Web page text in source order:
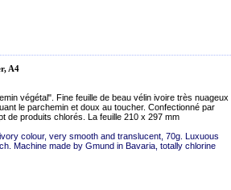
A4
végétal". Fine feuille de beau vélin ivoire très nuageux
le parchemin et doux au toucher. Confectionné par
de produits chlorés. La feuille 210 x 297 mm
colour, very smooth and translucent, 70g. Luxuous
Machine made by Gmund in Bavaria, totally chlorine